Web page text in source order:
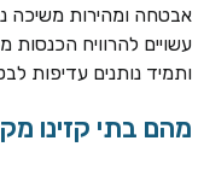
עשויים להרוויח הכנסות
ותמיד נותנים עדיפות
מהם בתי קזינו